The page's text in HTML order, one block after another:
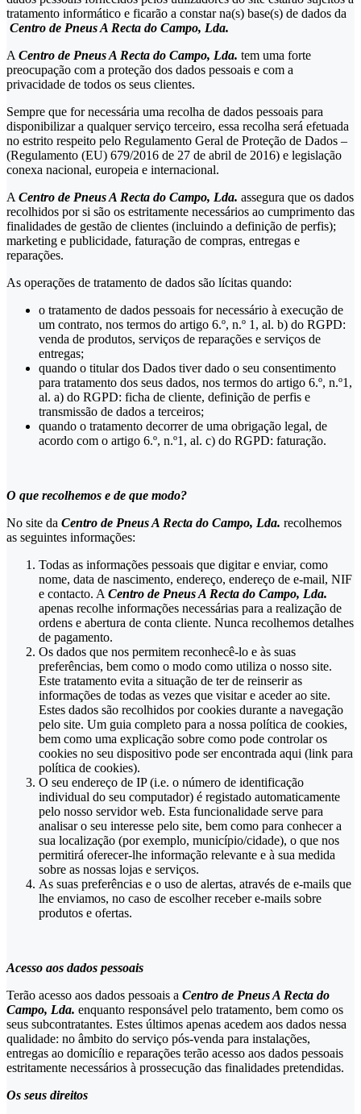
tratamento informático e ficarão a constar na(s) base(s) de dados da
Centro de Pneus A Recta do Campo, Lda.
A Centro de Pneus A Recta do Campo, Lda. tem uma forte
preocupação com a proteção dos dados pessoais e com a
privacidade de todos os seus clientes.
Sempre que for necessária uma recolha de dados pessoais para
disponibilizar a qualquer serviço terceiro, essa recolha será efetuada
no estrito respeito pelo Regulamento Geral de Proteção de Dados –
(Regulamento (EU) 679/2016 de 27 de abril de 2016) e legislação
conexa nacional, europeia e internacional.
A Centro de Pneus A Recta do Campo, Lda. assegura que os dados
recolhidos por si são os estritamente necessários ao cumprimento das
finalidades de gestão de clientes (incluindo a definição de perfis);
marketing e publicidade, faturação de compras, entregas e
reparações.
As operações de tratamento de dados são lícitas quando:
o tratamento de dados pessoais for necessário à execução de
um contrato, nos termos do artigo 6.º, n.º 1, al. b) do RGPD:
venda de produtos, serviços de reparações e serviços de
entregas;
quando o titular dos Dados tiver dado o seu consentimento
para tratamento dos seus dados, nos termos do artigo 6.º, n.º1,
al. a) do RGPD: ficha de cliente, definição de perfis e
transmissão de dados a terceiros;
quando o tratamento decorrer de uma obrigação legal, de
acordo com o artigo 6.º, n.º1, al. c) do RGPD: faturação.
O que recolhemos e de que modo?
No site da Centro de Pneus A Recta do Campo, Lda. recolhemos
as seguintes informações:
Todas as informações pessoais que digitar e enviar, como
nome, data de nascimento, endereço, endereço de e-mail, NIF
e contacto. A Centro de Pneus A Recta do Campo, Lda.
apenas recolhe informações necessárias para a realização de
ordens e abertura de conta cliente. Nunca recolhemos detalhes
de pagamento.
Os dados que nos permitem reconhecê-lo e às suas
preferências, bem como o modo como utiliza o nosso site.
Este tratamento evita a situação de ter de reinserir as
informações de todas as vezes que visitar e aceder ao site.
Estes dados são recolhidos por cookies durante a navegação
pelo site. Um guia completo para a nossa política de cookies,
bem como uma explicação sobre como pode controlar os
cookies no seu dispositivo pode ser encontrada aqui (link para
política de cookies).
O seu endereço de IP (i.e. o número de identificação
individual do seu computador) é registado automaticamente
pelo nosso servidor web. Esta funcionalidade serve para
analisar o seu interesse pelo site, bem como para conhecer a
sua localização (por exemplo, município/cidade), o que nos
permitirá oferecer-lhe informação relevante e à sua medida
sobre as nossas lojas e serviços.
As suas preferências e o uso de alertas, através de e-mails que
lhe enviamos, no caso de escolher receber e-mails sobre
produtos e ofertas.
Acesso aos dados pessoais
Terão acesso aos dados pessoais a Centro de Pneus A Recta do
Campo, Lda. enquanto responsável pelo tratamento, bem como os
seus subcontratantes. Estes últimos apenas acedem aos dados nessa
qualidade: no âmbito do serviço pós-venda para instalações,
entregas ao domicílio e reparações terão acesso aos dados pessoais
estritamente necessários à prossecução das finalidades pretendidas.
Os seus direitos